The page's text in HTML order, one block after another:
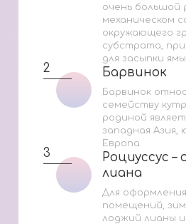
очень большой
механическом
окружающего
субстрата,
для засыпки ямы.
2 Барвинок
Барвинок
Барвинок
семейству
родиной
западная Азия,
Европа.
3
Роциуссус –
лиана
Роциуссус –
лиана
Для
помещений,
лоджий лианы